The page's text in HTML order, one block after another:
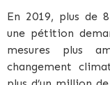
En 2019, plus de
une pétition
mesures plus
changement